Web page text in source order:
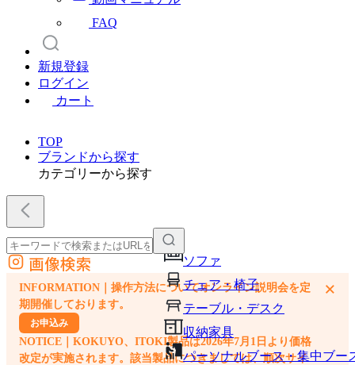
FAQ
新規登録
ログイン
カート
TOP
ブランドから探す
カテゴリーから探す
ソファ
チェア・椅子
テーブル・デスク
収納家具
パーソナルブース・集中ブー
外部サイトの商品をカートに追加
他のサイトで見つけた商品ページのURLを貼り付けて、カートに追加できます
画像検索
INFORMATION｜操作方法についてオンライン説明会を定
期開催しております。
お申込み
NOTICE｜KOKUYO、ITOKI製品は2026年7月1日より価格
改定が実施されます。該当製品につきましては、順次サイ
×